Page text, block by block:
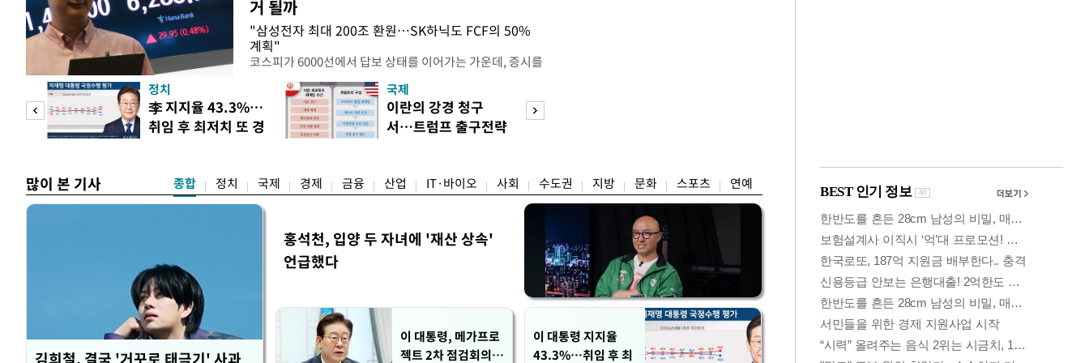
거 될까
"삼성전자 최대 200조 환원…SK하닉도 FCF의 50%
계획"
코스피가 6000선에서 답보 상태를 이어가는 가운데, 증시를
다시 부양시킬 핵심 동력으로 삼성전자와 SK하이닉스의 주
주환원 정책이 부각되는 모습이다. 역대급 실적을 계기로 양
사가 대규모 주주환원 카드를 꺼내면서 외인의 자금 유입과
밸류에이션 재평가를 이끌 수 있을지 시장의 관심이 주목되
정치
李 지지율 43.3%…
취임 후 최저치 또 경
국제
이란의 강경 청구
서…트럼프 출구전략
많이 본 기사 종합 정치 국제 경제 금융 산업 IT·바이오 사회 수도권 지방 문화 스포츠 연예
김희철, 결국 '거꾸로 태극기' 사과
홍석천, 입양 두 자녀에 '재산 상속'
언급했다
이 대통령, 메가프로
젝트 2차 점검회의…
이 대통령 지지율
43.3%…취임 후 최